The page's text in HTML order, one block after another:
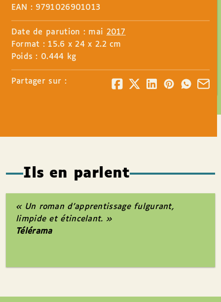
EAN : 9791026901013
Date de parution : mai 2017
Format : 15.6 x 24 x 2.2 cm
Poids : 0.444 kg
Partager sur :
Ils en parlent
« Un roman d’apprentissage fulgurant,
limpide et étincelant. »
Télérama